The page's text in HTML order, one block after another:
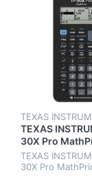
TEXAS
TEXAS
30X Pro
TEXAS
30X Pro